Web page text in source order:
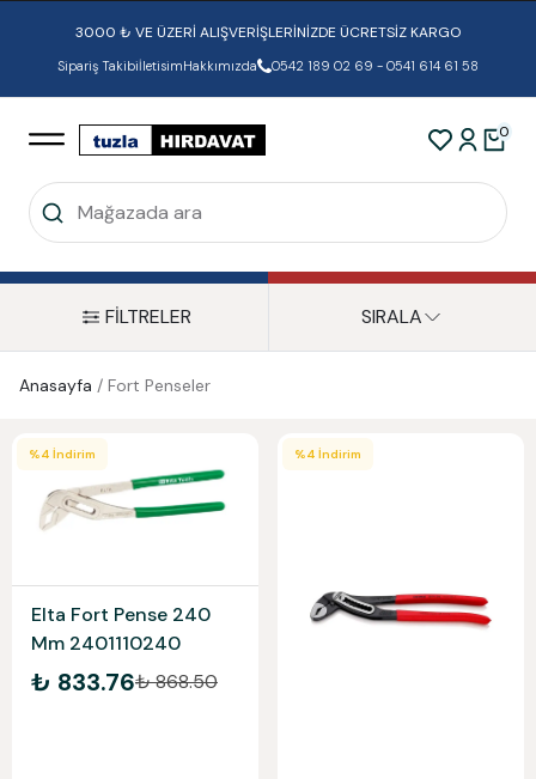
3000 ₺ VE ÜZERİ ALIŞVERİŞLERİNİZDE ÜCRETSİZ KARGO
Sipariş TakibiİletisimHakkımızda 0542 189 02 69 - 0541 614 61 58
0
FİLTRELER SIRALA
Anasayfa / Fort Penseler
%4 İndirim
Elta Fort Pense 240
Mm 2401110240
₺ 833.76₺ 868.50
%4 İndirim